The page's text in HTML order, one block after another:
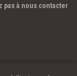
pas à nous contacter